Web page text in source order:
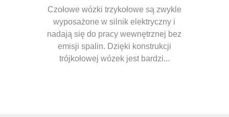
Wózki widłowe z napędem 4x4.